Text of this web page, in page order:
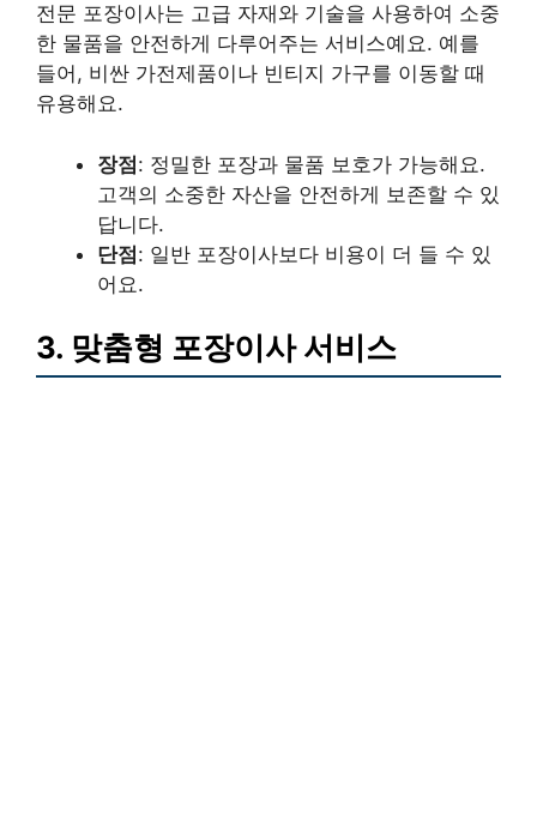
전문 포장이사는 고급 자재와 기술을 사용하여 소중
한 물품을 안전하게 다루어주는 서비스예요. 예를
들어, 비싼 가전제품이나 빈티지 가구를 이동할 때
유용해요.
장점: 정밀한 포장과 물품 보호가 가능해요.
고객의 소중한 자산을 안전하게 보존할 수 있
답니다.
단점: 일반 포장이사보다 비용이 더 들 수 있
어요.
3. 맞춤형 포장이사 서비스